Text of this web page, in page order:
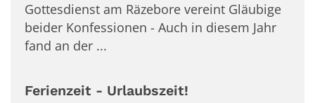
Gottesdienst am Räzebore vereint Gläubige
beider Konfessionen - Auch in diesem Jahr
fand an der ...
Ferienzeit - Urlaubszeit!